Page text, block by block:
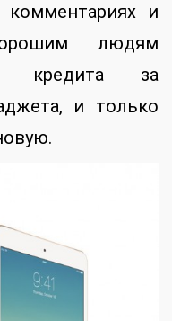
комментариях и
людям
кредита за
и только